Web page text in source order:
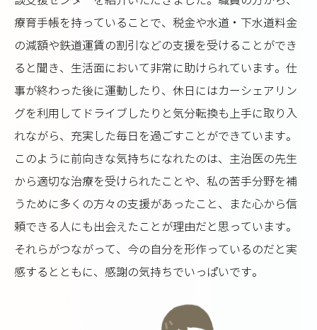
療育手帳を持っていることで、税金や水道・下水道料金
の減額や鉄道運賃の割引などの支援を受けることができ
ると聞き、生活面において非常に助けられています。仕
事が終わった後に運動したり、休日にはカーシェアリン
グを利用してドライブしたりと気分転換も上手に取り入
れながら、充実した毎日を過ごすことができています。
このように前向きな気持ちになれたのは、主治医の先生
から適切な治療を受けられたことや、私の苦手分野を補
うために多くの方々の支援があったこと、また心から信
頼できる人にも出会えたことが理由だと思っています。
それらがつながって、今の自分を形作っているのだと実
感するとともに、感謝の気持ちでいっぱいです。